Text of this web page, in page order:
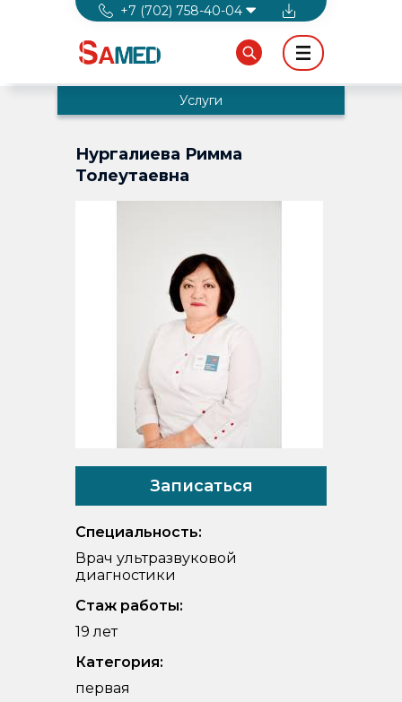
Перейти к основному содержанию
+7 (702) 758-40-04
Услуги
Нургалиева Римма
Толеутаевна
Записаться
Специальность:
Врач ультразвуковой
диагностики
Стаж работы:
19 лет
Категория:
первая